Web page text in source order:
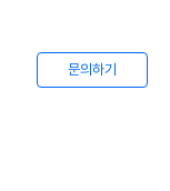
문의하기